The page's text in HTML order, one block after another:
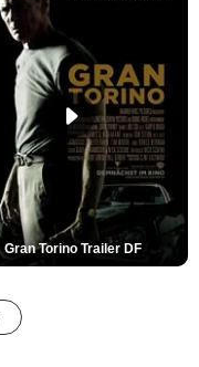
Gran Torino Trailer DF